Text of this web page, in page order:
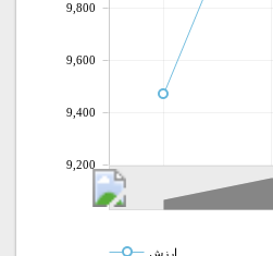
9,200
9,400
9,600
9,800